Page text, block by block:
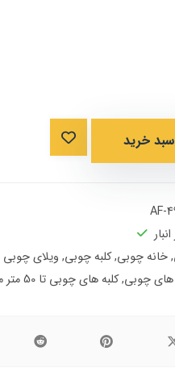
خرید
AF-
,خانه چوبی,کلبه چوبی, ویلای
های چوبی,کلبه های چوبی تا 50 متر مربع